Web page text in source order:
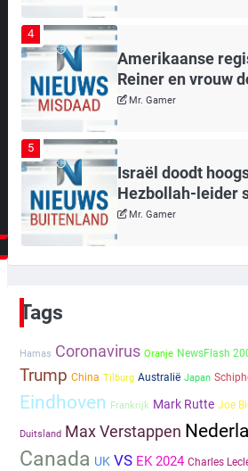
4
Amerikaanse
Reiner en vrouw
gevonden in hun
zoon
Mr. Gamer
5
Israël doodt
Hezbollah-leider
oorlog, samen
omwonenden
Mr. Gamer
6
inwoners door
onrust’
1
Kleine
Mr. Gamer
Tags
Hamas Coronavirus Oranje NewsFlash
Trump China Tilburg Australië Japan
Eindhoven Frankrijk Mark Rutte Joe
Duitsland Max Verstappen
Canada UK VS EK 2024 Charles